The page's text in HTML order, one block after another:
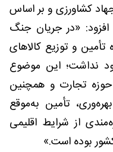
جهاد کشاورزی و بر اساس
«در جریان جنگ
و توزیع کالاهای
نداشت؛ این موضوع
حوزه تجارت و همچنین
تأمین به‌موقع
از شرایط اقلیمی